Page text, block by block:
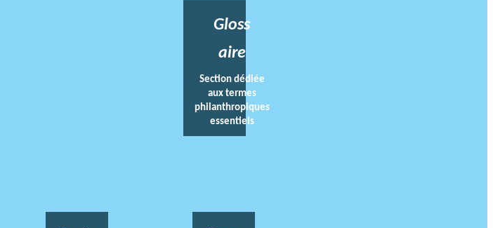
Gloss
aire
Section dédiée
aux termes
philanthropiques
essentiels